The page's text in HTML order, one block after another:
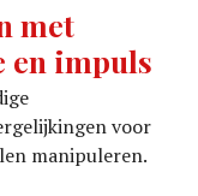
met
en impuls
voor
manipuleren.
met